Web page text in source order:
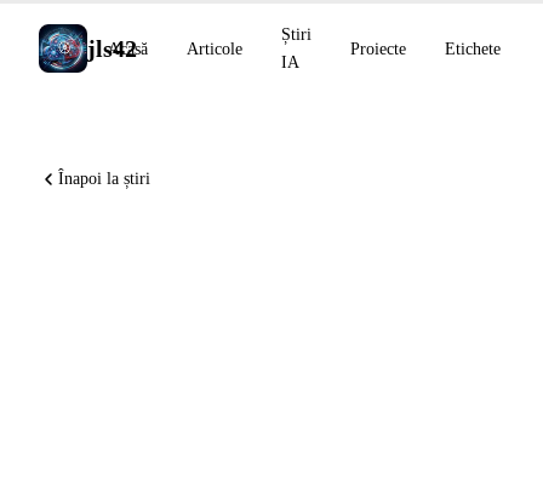
jls42
Acasă Articole
Știri
IA
Proiecte Etichete
Înapoi la știri